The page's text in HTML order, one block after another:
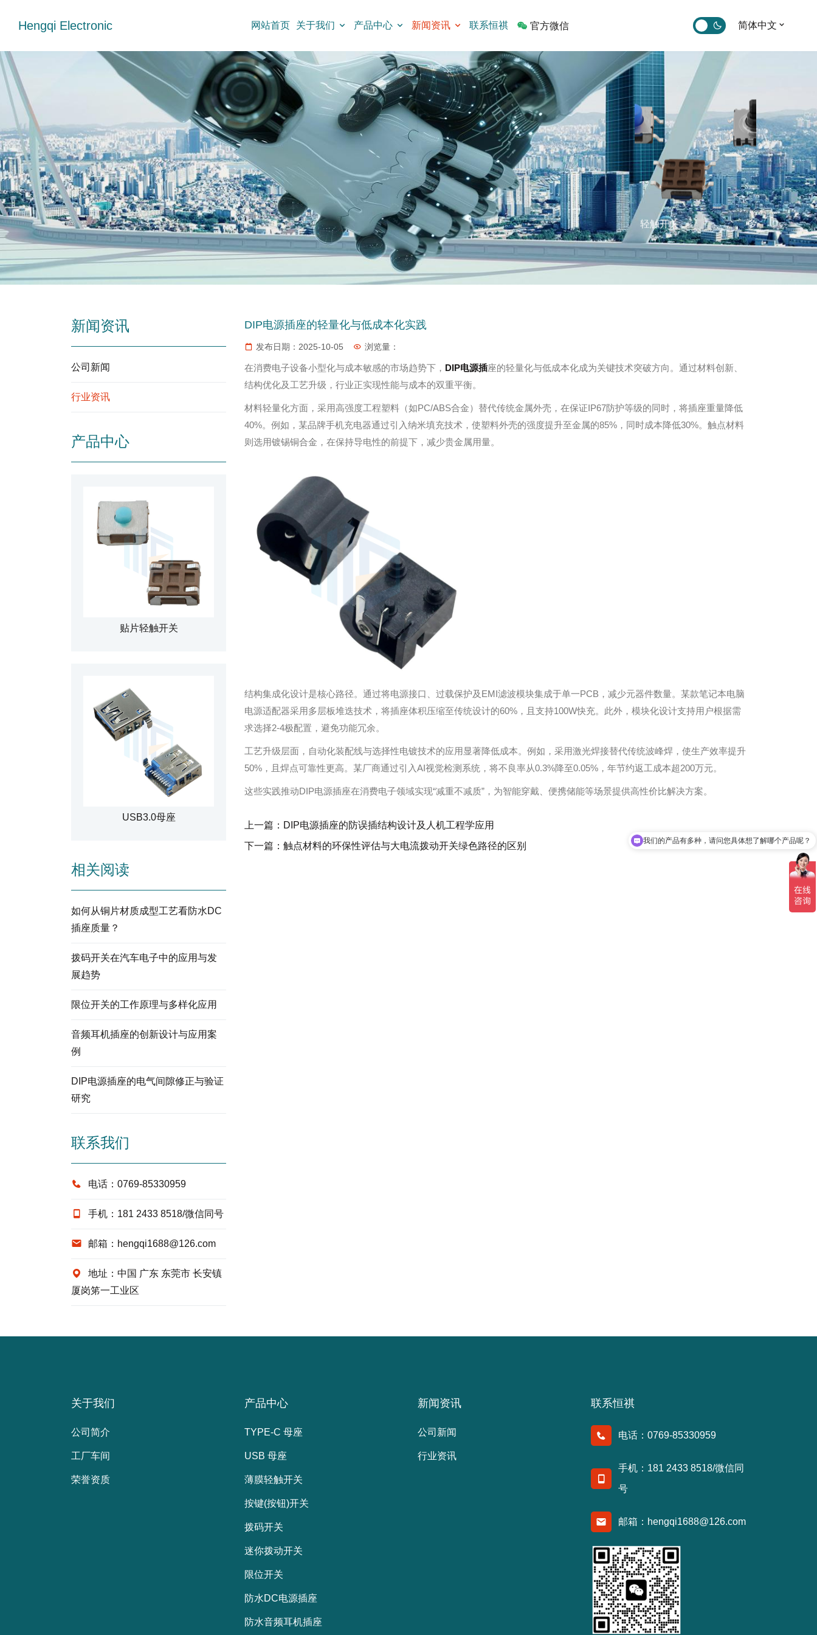
Hengqi Electronic 网站首页 关于我们 产品中心 新闻资讯 联系恒祺 官方微信 简体中文
mini拨动开关 按键开关 限位开关 拨码开关 轻触开关 多功能五向开关 大
DIP电源插座的轻量化与低成本化实践
发布日期：2025-10-05 浏览量：
在消费电子设备小型化与成本敏感的市场趋势下， DIP电源插座的轻量化与低成本化成为关键技术突破方向。通过材料创新、
结构优化及工艺升级，行业正实现性能与成本的双重平衡。
材料轻量化方面，采用高强度工程塑料（如PC/ABS合金）替代传统金属外壳，在保证IP67防护等级的同时，将插座重量降低
40%。例如，某品牌手机充电器通过引入纳米填充技术，使塑料外壳的强度提升至金属的85%，同时成本降低30%。触点材料
则选用镀锡铜合金，在保持导电性的前提下，减少贵金属用量。
结构集成化设计是核心路径。通过将电源接口、过载保护及EMI滤波模块集成于单一PCB，减少元器件数量。某款笔记本电脑
电源适配器采用多层板堆迭技术，将插座体积压缩至传统设计的60%，且支持100W快充。此外，模块化设计支持用户根据需
求选择2-4极配置，避免功能冗余。
工艺升级层面，自动化装配线与选择性电镀技术的应用显著降低成本。例如，采用激光焊接替代传统波峰焊，使生产效率提升
50%，且焊点可靠性更高。某厂商通过引入AI视觉检测系统，将不良率从0.3%降至0.05%，年节约返工成本超200万元。
这些实践推动DIP电源插座在消费电子领域实现“减重不减质”，为智能穿戴、便携储能等场景提供高性价比解决方案。
上一篇： DIP电源插座的防误插结构设计及人机工程学应用
下一篇： 触点材料的环保性评估与大电流拨动开关绿色路径的区别
新闻资讯
公司新闻
行业资讯
产品中心
贴片轻触开关
USB3.0母座
相关阅读
如何从铜片材质成型工艺看防水DC
插座质量？
拨码开关在汽车电子中的应用与发
展趋势
限位开关的工作原理与多样化应用
音频耳机插座的创新设计与应用案
例
DIP电源插座的电气间隙修正与验证
研究
联系我们
电话：0769-85330959
手机：181 2433 8518/微信同号
邮箱：hengqi1688@126.com
地址：中国 广东 东莞市 长安镇
厦岗笫一工业区
关于我们
公司简介
工厂车间
荣誉资质
产品中心
TYPE-C 母座
USB 母座
薄膜轻触开关
按键(按钮)开关
拨码开关
迷你拨动开关
限位开关
防水DC电源插座
防水音频耳机插座
新闻资讯
公司新闻
行业资讯
联系恒祺
电话：0769-85330959
手机：181 2433 8518/微信同
号
邮箱：hengqi1688@126.com
我们的产品有多种，请问您具体想了解哪个产品呢？